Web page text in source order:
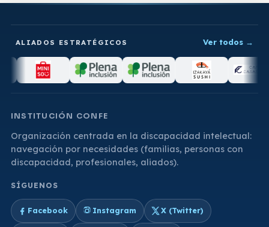
ALIADOS ESTRATÉGICOS Ver todos →
INSTITUCIÓN CONFE
Organización centrada en la discapacidad intelectual:
navegación por necesidades (familias, personas con
discapacidad, profesionales, aliados).
SÍGUENOS
Facebook Instagram X (Twitter)